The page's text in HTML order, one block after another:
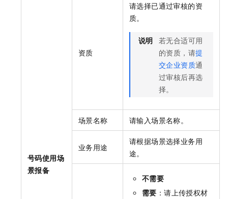
号码使用场
景报备
资质
请选择已通过审核的资
质。
说明 若无合适可用
的资质，请提
交企业资质通
过审核后再选
择。
场景名称 请输入场景名称。
业务用途
请根据场景选择业务用
途。
不需要
需要 ：请上传授权材